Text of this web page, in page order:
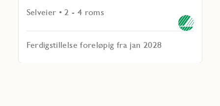
Selveier • 2 - 4 roms
Ferdigstillelse foreløpig fra jan 2028